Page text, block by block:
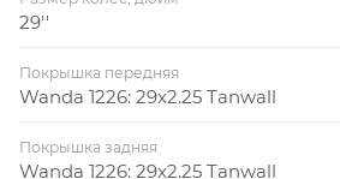
29''
Покрышка передняя
Wanda 1226: 29x2.25 Tanwall
Покрышка задняя
Wanda 1226: 29x2.25 Tanwall